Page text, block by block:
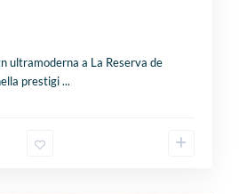
ultramoderna a La Reserva de
prestigi...